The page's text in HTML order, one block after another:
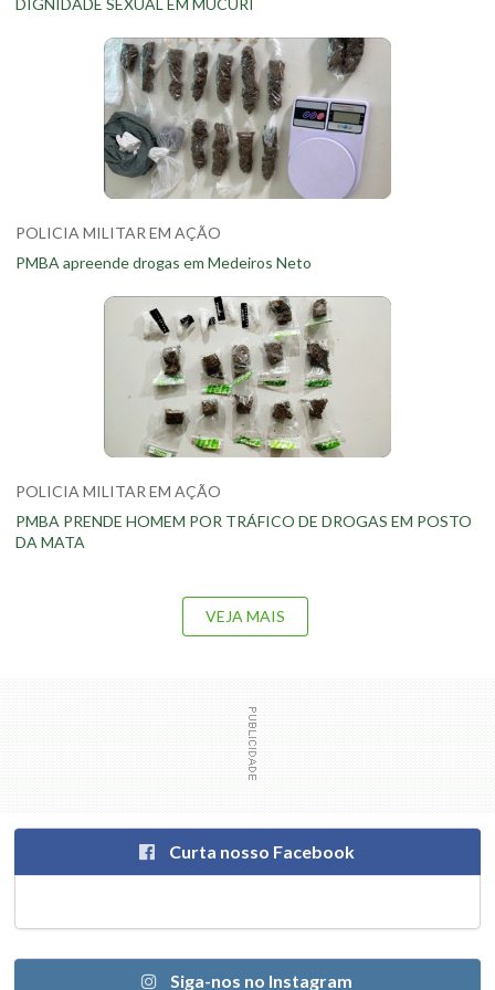
POLICIA MILITAR EM AÇÃO
PMBA apreende drogas em Medeiros Neto
POLICIA MILITAR EM AÇÃO
PMBA PRENDE HOMEM POR TRÁFICO DE DROGAS EM POSTO
DA MATA
VEJA MAIS
Curta nosso Facebook
Siga-nos no Instagram